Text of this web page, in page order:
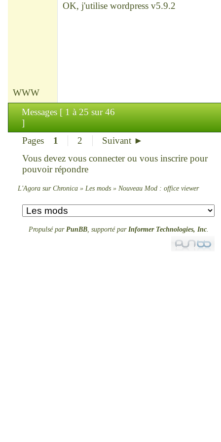
OK, j'utilise wordpress v5.9.2
WWW
Messages [ 1 à 25 sur 46
]
Pages
1 2
Suivant ►
Vous devez vous connecterou vous inscrirepour
pouvoir répondre
L'Agora sur Chronica » Les mods » Nouveau Mod : office viewer
Propulsé par PunBB, supporté par Informer Technologies, Inc.